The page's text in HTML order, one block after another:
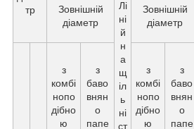
тр
Зовнішній
діаметр
Лі
ні
й
н
а
щ
іл
ь
ні
ст
Зовнішній
діаметр
з
комбі
нопо
дібно
ю
з
баво
внян
о
папе
з
комбі
нопо
дібно
ю
з
баво
внян
о
папе